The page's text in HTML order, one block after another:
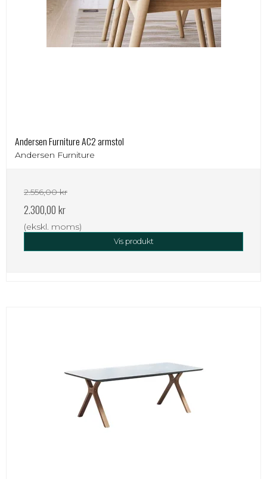
Andersen Furniture AC2 armstol
Andersen Furniture
2.556,00 kr
2.300,00 kr
(ekskl. moms)
Vis produkt